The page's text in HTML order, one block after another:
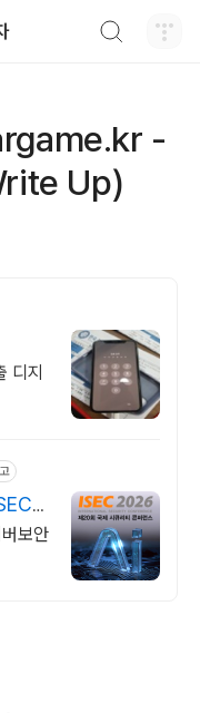
-
Up)
디지
보안